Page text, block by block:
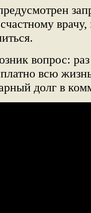
вопрос:
всю
долг в